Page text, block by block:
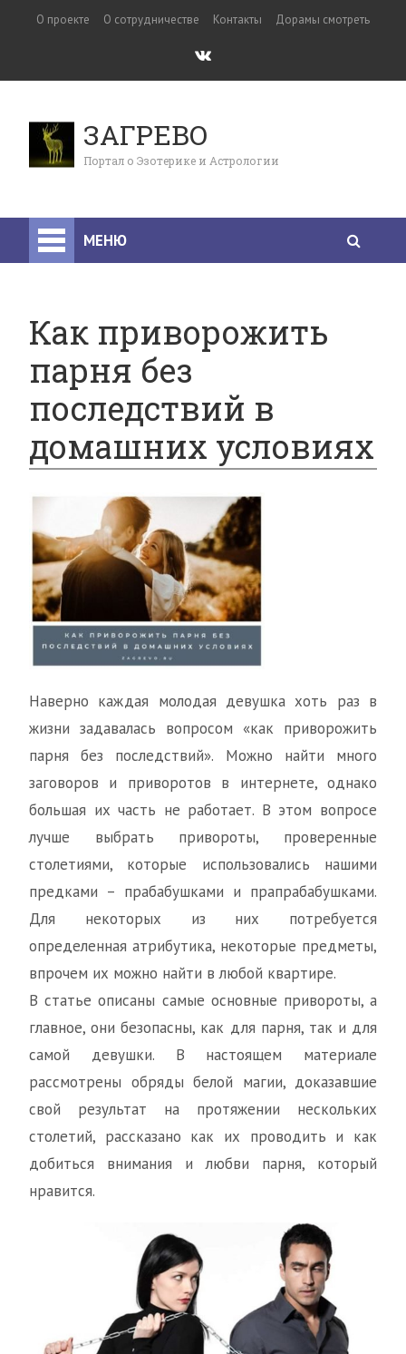
О проекте О сотрудничестве Контакты Дорамы смотреть
ЗАГРЕВО
Портал о Эзотерике и Астрологии
МЕНЮ
Как приворожить
парня без
последствий в
домашних условиях
Наверно каждая молодая девушка хоть раз в
жизни задавалась вопросом «как приворожить
парня без последствий». Можно найти много
заговоров и приворотов в интернете, однако
большая их часть не работает. В этом вопросе
лучше выбрать привороты, проверенные
столетиями, которые использовались нашими
предками – прабабушками и прапрабабушками.
Для некоторых из них потребуется
определенная атрибутика, некоторые предметы,
впрочем их можно найти в любой квартире.
В статье описаны самые основные привороты, а
главное, они безопасны, как для парня, так и для
самой девушки. В настоящем материале
рассмотрены обряды белой магии, доказавшие
свой результат на протяжении нескольких
столетий, рассказано как их проводить и как
добиться внимания и любви парня, который
нравится.